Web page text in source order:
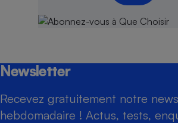
Newsletter
Recevez gratuitement notre
hebdomadaire ! Actus, tests,